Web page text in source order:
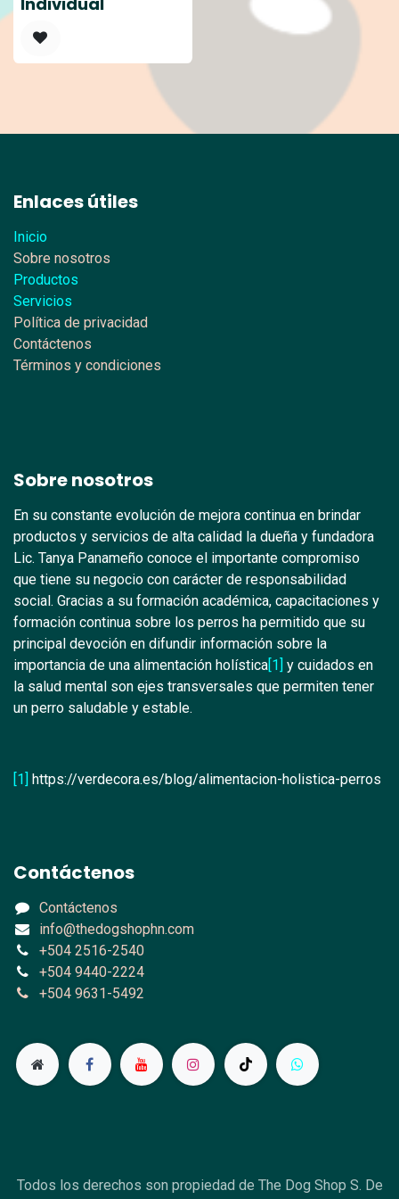
Enlaces útiles
Inicio
Sobre nosotros
Productos
Servicios
Política de privacidad
Contáctenos
Términos y condiciones
Sobre nosotros
En su constante evolución de mejora continua en brindar
productos y servicios de alta calidad la dueña y fundadora
Lic. Tanya Panameño conoce el importante compromiso
que tiene su negocio con carácter de responsabilidad
social. Gracias a su formación académica, capacitaciones y
formación continua sobre los perros ha permitido que su
principal devoción en difundir información sobre la
importancia de una alimentación holística[1] y cuidados en
la salud mental son ejes transversales que permiten tener
un perro saludable y estable.
[1] https://verdecora.es/blog/alimentacion-holistica-perros
Contáctenos
Contáctenos
info@thedogshophn.com
+504 2516-2540
+504 9440-2224
+504 9631-5492
Todos los derechos son propiedad de The Dog Shop S. De